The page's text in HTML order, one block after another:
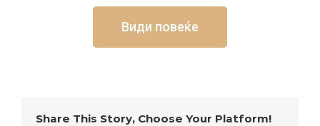
Види повеќе
Share This Story, Choose Your Platform!